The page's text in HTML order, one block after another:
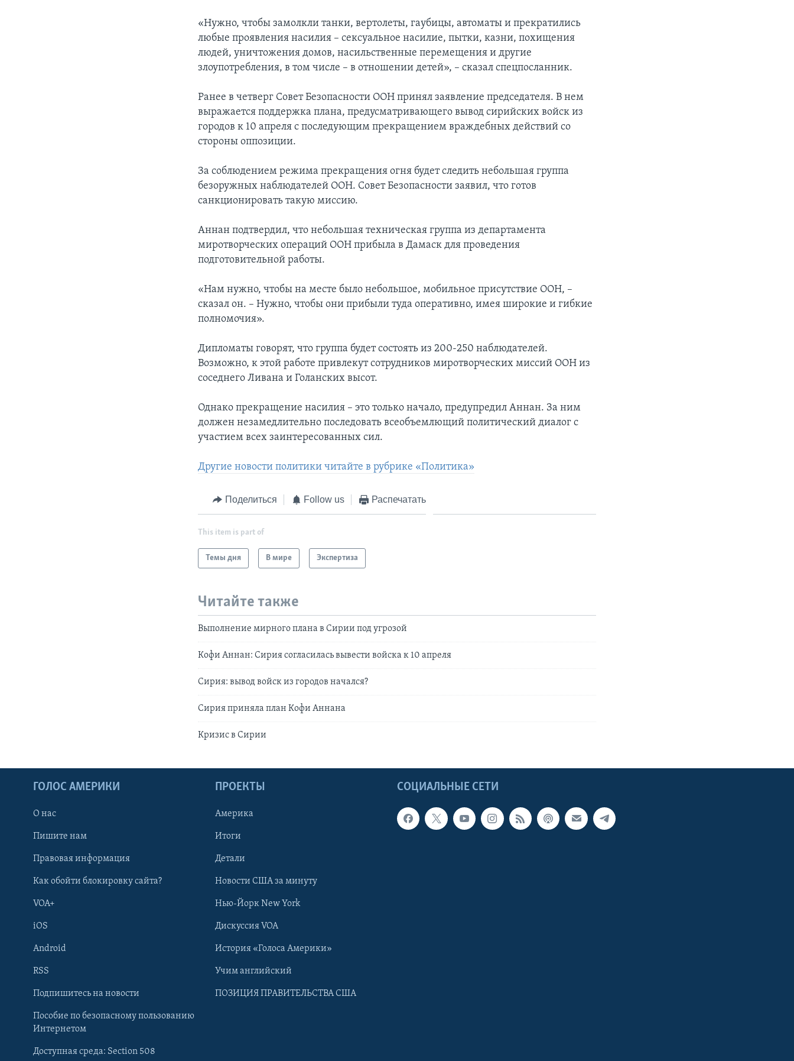
Learning English
«Нужно, чтобы замолкли танки, вертолеты, гаубицы, автоматы и прекратились
любые проявления насилия – сексуальное насилие, пытки, казни, похищения
людей, уничтожения домов, насильственные перемещения и другие
злоупотребления, в том числе – в отношении детей», – сказал спецпосланник.
Ранее в четверг Совет Безопасности ООН принял заявление председателя. В нем
выражается поддержка плана, предусматривающего вывод сирийских войск из
городов к 10 апреля с последующим прекращением враждебных действий со
стороны оппозиции.
За соблюдением режима прекращения огня будет следить небольшая группа
безоружных наблюдателей ООН. Совет Безопасности заявил, что готов
санкционировать такую миссию.
Аннан подтвердил, что небольшая техническая группа из департамента
миротворческих операций ООН прибыла в Дамаск для проведения
подготовительной работы.
«Нам нужно, чтобы на месте было небольшое, мобильное присутствие ООН, –
сказал он. – Нужно, чтобы они прибыли туда оперативно, имея широкие и гибкие
полномочия».
Дипломаты говорят, что группа будет состоять из 200-250 наблюдателей.
Возможно, к этой работе привлекут сотрудников миротворческих миссий ООН из
соседнего Ливана и Голанских высот.
Однако прекращение насилия – это только начало, предупредил Аннан. За ним
должен незамедлительно последовать всеобъемлющий политический диалог с
участием всех заинтересованных сил.
Другие новости политики читайте в рубрике «Политика»
Поделиться Follow us Распечатать
This item is part of
Темы дня В мире Экспертиза
Читайте также
Выполнение мирного плана в Сирии под угрозой
Кофи Аннан: Сирия согласилась вывести войска к 10 апреля
Сирия: вывод войск из городов начался?
Сирия приняла план Кофи Аннана
Кризис в Сирии
СОЦИАЛЬНЫЕ СЕТИ
ГОЛОС АМЕРИКИ
О нас
Пишите нам
Правовая информация
Как обойти блокировку сайта?
VOA+
iOS
Android
RSS
Подпишитесь на новости
Пособие по безопасному пользованию
Интернетом
Доступная среда: Section 508
ПРОЕКТЫ
Америка
Итоги
Детали
Новости США за минуту
Нью-Йорк New York
Дискуссия VOA
История «Голоса Америки»
Учим английский
ПОЗИЦИЯ ПРАВИТЕЛЬСТВА США